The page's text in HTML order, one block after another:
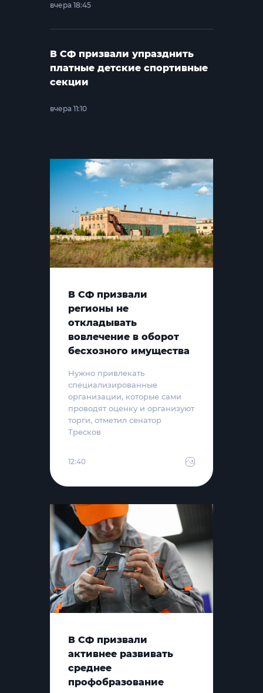
вчера 18:45
В СФ призвали упразднить
платные детские спортивные
секции
вчера 11:10
В СФ призвали
регионы не
откладывать
вовлечение в оборот
бесхозного имущества
Нужно привлекать
специализированные
организации, которые сами
проводят оценку и организуют
торги, отметил сенатор
Тресков
12:40
В СФ призвали
активнее развивать
среднее
профобразование